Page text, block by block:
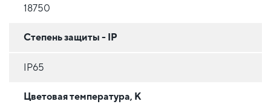
18750
Степень защиты - IP
IP65
Цветовая температура, К